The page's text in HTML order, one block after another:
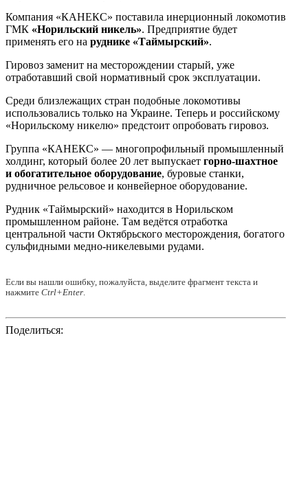
Компания «КАНЕКС» поставила инерционный локомотив
ГМК «Норильский никель». Предприятие будет
применять его на руднике «Таймырский».
Гировоз заменит на месторождении старый, уже
отработавший свой нормативный срок эксплуатации.
Среди близлежащих стран подобные локомотивы
использовались только на Украине. Теперь и российскому
«Норильскому никелю» предстоит опробовать гировоз.
Группа «КАНЕКС» — многопрофильный промышленный
холдинг, который более 20 лет выпускает горно-шахтное
и обогатительное оборудование, буровые станки,
рудничное рельсовое и конвейерное оборудование.
Рудник «Таймырский» находится в Норильском
промышленном районе. Там ведётся отработка
центральной части Октябрьского месторождения, богатого
сульфидными медно-никелевыми рудами.
Если вы нашли ошибку, пожалуйста, выделите фрагмент текста и
нажмите Ctrl+Enter
Поделиться: